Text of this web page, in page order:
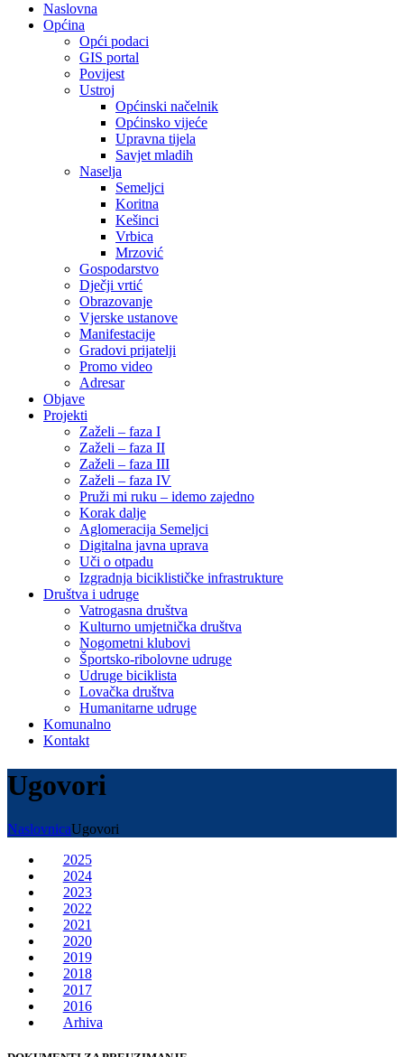
Naslovna
Općina
Opći podaci
GIS portal
Povijest
Ustroj
Općinski načelnik
Općinsko vijeće
Upravna tijela
Savjet mladih
Naselja
Semeljci
Koritna
Kešinci
Vrbica
Mrzović
Gospodarstvo
Dječji vrtić
Obrazovanje
Vjerske ustanove
Manifestacije
Gradovi prijatelji
Promo video
Adresar
Objave
Projekti
Zaželi – faza I
Zaželi – faza II
Zaželi – faza III
Zaželi – faza IV
Pruži mi ruku – idemo zajedno
Korak dalje
Aglomeracija Semeljci
Digitalna javna uprava
Uči o otpadu
Izgradnja biciklističke infrastrukture
Društva i udruge
Vatrogasna društva
Kulturno umjetnička društva
Nogometni klubovi
Športsko-ribolovne udruge
Udruge biciklista
Lovačka društva
Humanitarne udruge
Komunalno
Kontakt
Ugovori
NaslovnicaUgovori
2025
2024
2023
2022
2021
2020
2019
2018
2017
2016
Arhiva